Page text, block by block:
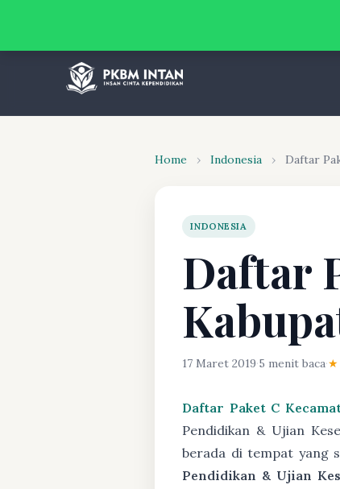
Home › Indonesia › Daftar
INDONESIA
Daftar
17 Maret 2019·5 menit baca·
Daftar Paket C
Pendidikan & Ujian
berada di tempat yang
Pendidikan & Ujian